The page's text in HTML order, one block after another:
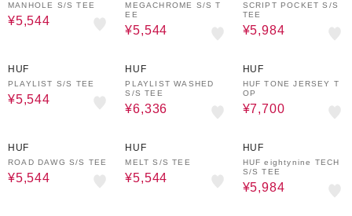
MANHOLE S/S TEE
¥5,544
MEGACHROME S/S T
EE
¥5,544
SCRIPT POCKET S/S
TEE
¥5,984
HUF
PLAYLIST S/S TEE
¥5,544
HUF
PLAYLIST WASHED
S/S TEE
¥6,336
HUF
HUF TONE JERSEY T
OP
¥7,700
HUF
ROAD DAWG S/S TEE
¥5,544
HUF
MELT S/S TEE
¥5,544
HUF
HUF eightynine TECH
S/S TEE
¥5,984